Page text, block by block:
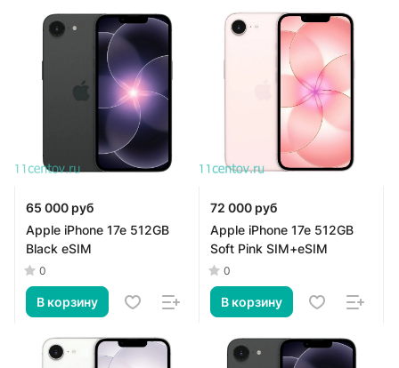
65 000 руб
Apple iPhone 17e 512GB
Black eSIM
0
В корзину
72 000 руб
Apple iPhone 17e 512GB
Soft Pink SIM+eSIM
0
В корзину